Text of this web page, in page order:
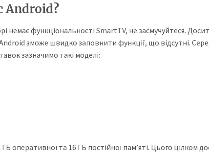
Android?
немає функціональності SmartTV, не засмучуйтеся.
зможе швидко заповнити функції, що відсутні.
зазначимо такі моделі:
оперативної та 16 ГБ постійної пам’яті. Цього цілком